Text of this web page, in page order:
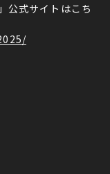
公式サイトはこち